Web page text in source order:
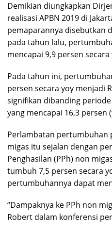
Demikian diungkapkan
realisasi APBN 2019 di
pemaparannya disebutkan
pada tahun lalu,
mencapai 9,9 persen
Pada tahun ini,
persen secara yoy menjadi
signifikan dibanding
yang mencapai 16,3 persen
Perlambatan pertumbuhan
migas itu sejalan dengan
Penghasilan (PPh) non
tumbuh 7,5 persen secara
pertumbuhannya dapat
“Dampaknya ke PPh non
Robert dalam konferensi